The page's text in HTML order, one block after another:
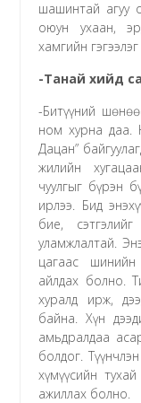
шашинтай агуу
оюун ухаан,
хамгийн
-Танай хийд
-Битүүний
ном хурна даа.
Дацан”
жилийн
чуулгыг бүрэн
ирлээ. Бид
бие,
уламжлалтай.
цагаас
айлдах болно.
хуралд ирж,
байна. Хүн
амьдралдаа
болдог.
хүмүүсийн
ажиллах болно.